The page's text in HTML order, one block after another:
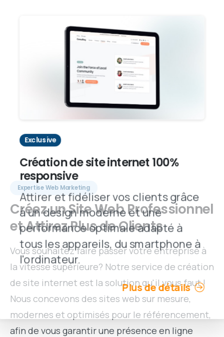
Exclusive
Création de site internet 100%
responsive
Attirer et fidéliser vos clients grâce
à un design moderne et une
performance optimale adapté à
tous les appareils, du smartphone à
l'ordinateur.
Plus de détails
Expertise Web Marketing
CréezunSiteWeb Professionnel
etAttirezPlusdeClients
Vous souhaitez faire passer votre entreprise à
la vitesse supérieure? Notre service de création
de site internet est la solution qu'il vous faut !
Nous concevons des sites web sur mesure,
modernes et optimisés pour le référencement,
afin de vous garantir une présence en ligne